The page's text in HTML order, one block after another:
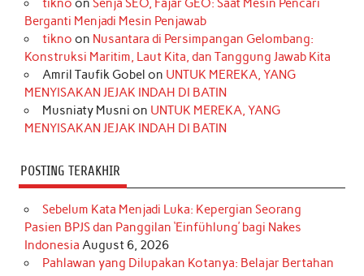
o
k
r
a
m
k
r
e
s
t
d
I
n
r
e
tikno on Senja SEO, Fajar GEO: Saat Mesin Pencari
Berganti Menjadi Mesin Penjawab
tikno on Nusantara di Persimpangan Gelombang:
Konstruksi Maritim, Laut Kita, dan Tanggung Jawab Kita
Amril Taufik Gobel on UNTUK MEREKA, YANG
MENYISAKAN JEJAK INDAH DI BATIN
Musniaty Musni on UNTUK MEREKA, YANG
MENYISAKAN JEJAK INDAH DI BATIN
POSTING TERAKHIR
Sebelum Kata Menjadi Luka: Kepergian Seorang
Pasien BPJS dan Panggilan ‘Einfühlung’ bagi Nakes
Indonesia August 6, 2026
Pahlawan yang Dilupakan Kotanya: Belajar Bertahan